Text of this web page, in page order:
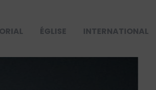
ÉGLISE INTERNATIONAL